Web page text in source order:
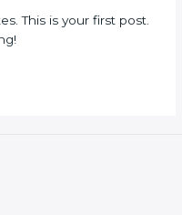
This is your first post.